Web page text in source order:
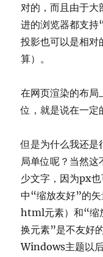
对的，而且由于大
进的浏览器都支持
投影也可以是相对
算）。
在网页渲染的布
位，就是说在一定
但是为什么我还
局单位呢？当然
少文字，因为px
中“缩放友好”的
html元素）和“缩
换元素”是不友好
Windows主题以